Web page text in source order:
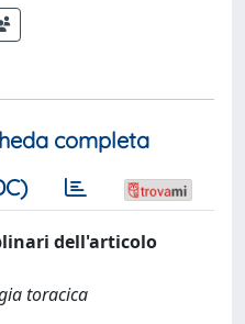
completa
dell'articolo
toracica